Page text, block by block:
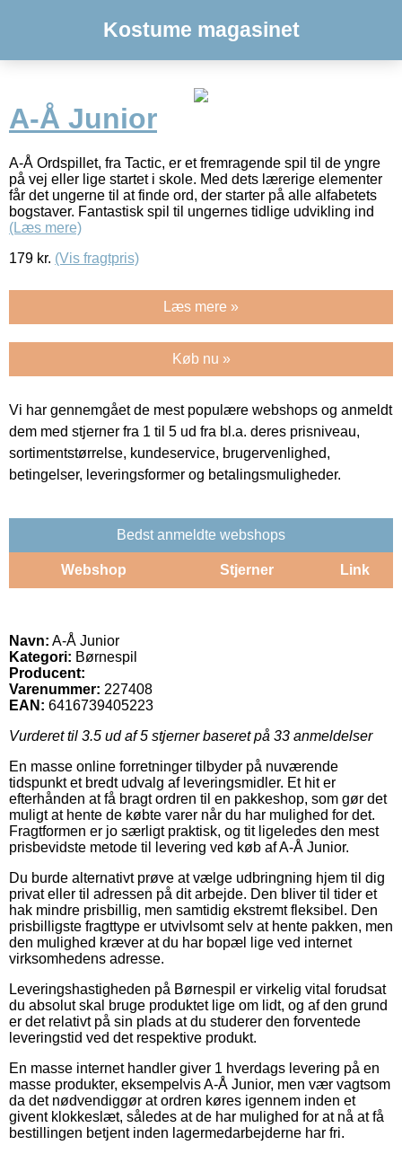
Kostume magasinet
A-Å Junior
A-Å Ordspillet, fra Tactic, er et fremragende spil til de yngre
på vej eller lige startet i skole. Med dets lærerige elementer
får det ungerne til at finde ord, der starter på alle alfabetets
bogstaver. Fantastisk spil til ungernes tidlige udvikling ind
(Læs mere)
179 kr. (Vis fragtpris)
Læs mere »
Køb nu »
Vi har gennemgået de mest populære webshops og anmeldt
dem med stjerner fra 1 til 5 ud fra bl.a. deres prisniveau,
sortimentstørrelse, kundeservice, brugervenlighed,
betingelser, leveringsformer og betalingsmuligheder.
Bedst anmeldte webshops
Webshop Stjerner Link
Navn: A-Å Junior
Kategori: Børnespil
Producent:
Varenummer: 227408
EAN: 6416739405223
Vurderet til 3.5 ud af 5 stjerner baseret på 33 anmeldelser
En masse online forretninger tilbyder på nuværende
tidspunkt et bredt udvalg af leveringsmidler. Et hit er
efterhånden at få bragt ordren til en pakkeshop, som gør det
muligt at hente de købte varer når du har mulighed for det.
Fragtformen er jo særligt praktisk, og tit ligeledes den mest
prisbevidste metode til levering ved køb af A-Å Junior.
Du burde alternativt prøve at vælge udbringning hjem til dig
privat eller til adressen på dit arbejde. Den bliver til tider et
hak mindre prisbillig, men samtidig ekstremt fleksibel. Den
prisbilligste fragttype er utvivlsomt selv at hente pakken, men
den mulighed kræver at du har bopæl lige ved internet
virksomhedens adresse.
Leveringshastigheden på Børnespil er virkelig vital forudsat
du absolut skal bruge produktet lige om lidt, og af den grund
er det relativt på sin plads at du studerer den forventede
leveringstid ved det respektive produkt.
En masse internet handler giver 1 hverdags levering på en
masse produkter, eksempelvis A-Å Junior, men vær vagtsom
da det nødvendiggør at ordren køres igennem inden et
givent klokkeslæt, således at de har mulighed for at nå at få
bestillingen betjent inden lagermedarbejderne har fri.